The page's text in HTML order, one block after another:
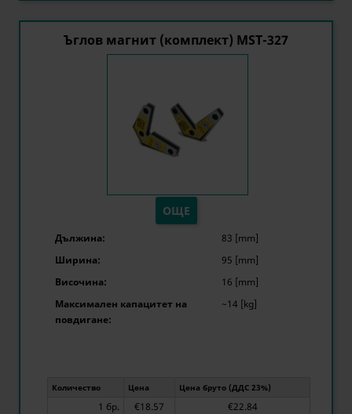
Ъглов магнит (комплект) MST-327
ОЩЕ
Дължина:
83 [mm]
Ширина:
95 [mm]
Височина:
16 [mm]
Максимален капацитет на
повдигане:
~14 [kg]
Количество Цена Цена бруто (ДДС 23%)
1 бр. €18.57 €22.84